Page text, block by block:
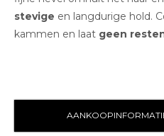
stevige en langdurige hold.
kammen en laat geen